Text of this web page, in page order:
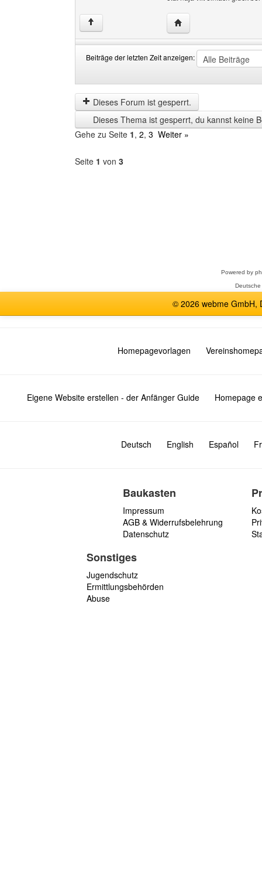
↑ Website dieses
Beiträge der letzten Zeit anzeigen:
der
letzten
Zeit
anzeigen
by
Dieses Forum ist gesperrt.
Dieses Thema ist gesperrt, du kannst keine
Gehe zu Seite 1, 2, 3 Weiter »
Seite 1 von 3
Powered by
© 2026 webme GmbH,
Homepagevorlagen
Eigene Website erstellen - der Anfänger Guide Homepage
Deutsch English Español
Baukasten
Impressum
AGB & Widerrufsbelehrung
Datenschutz
Sonstiges
Jugendschutz
Ermittlungsbehörden
Abuse